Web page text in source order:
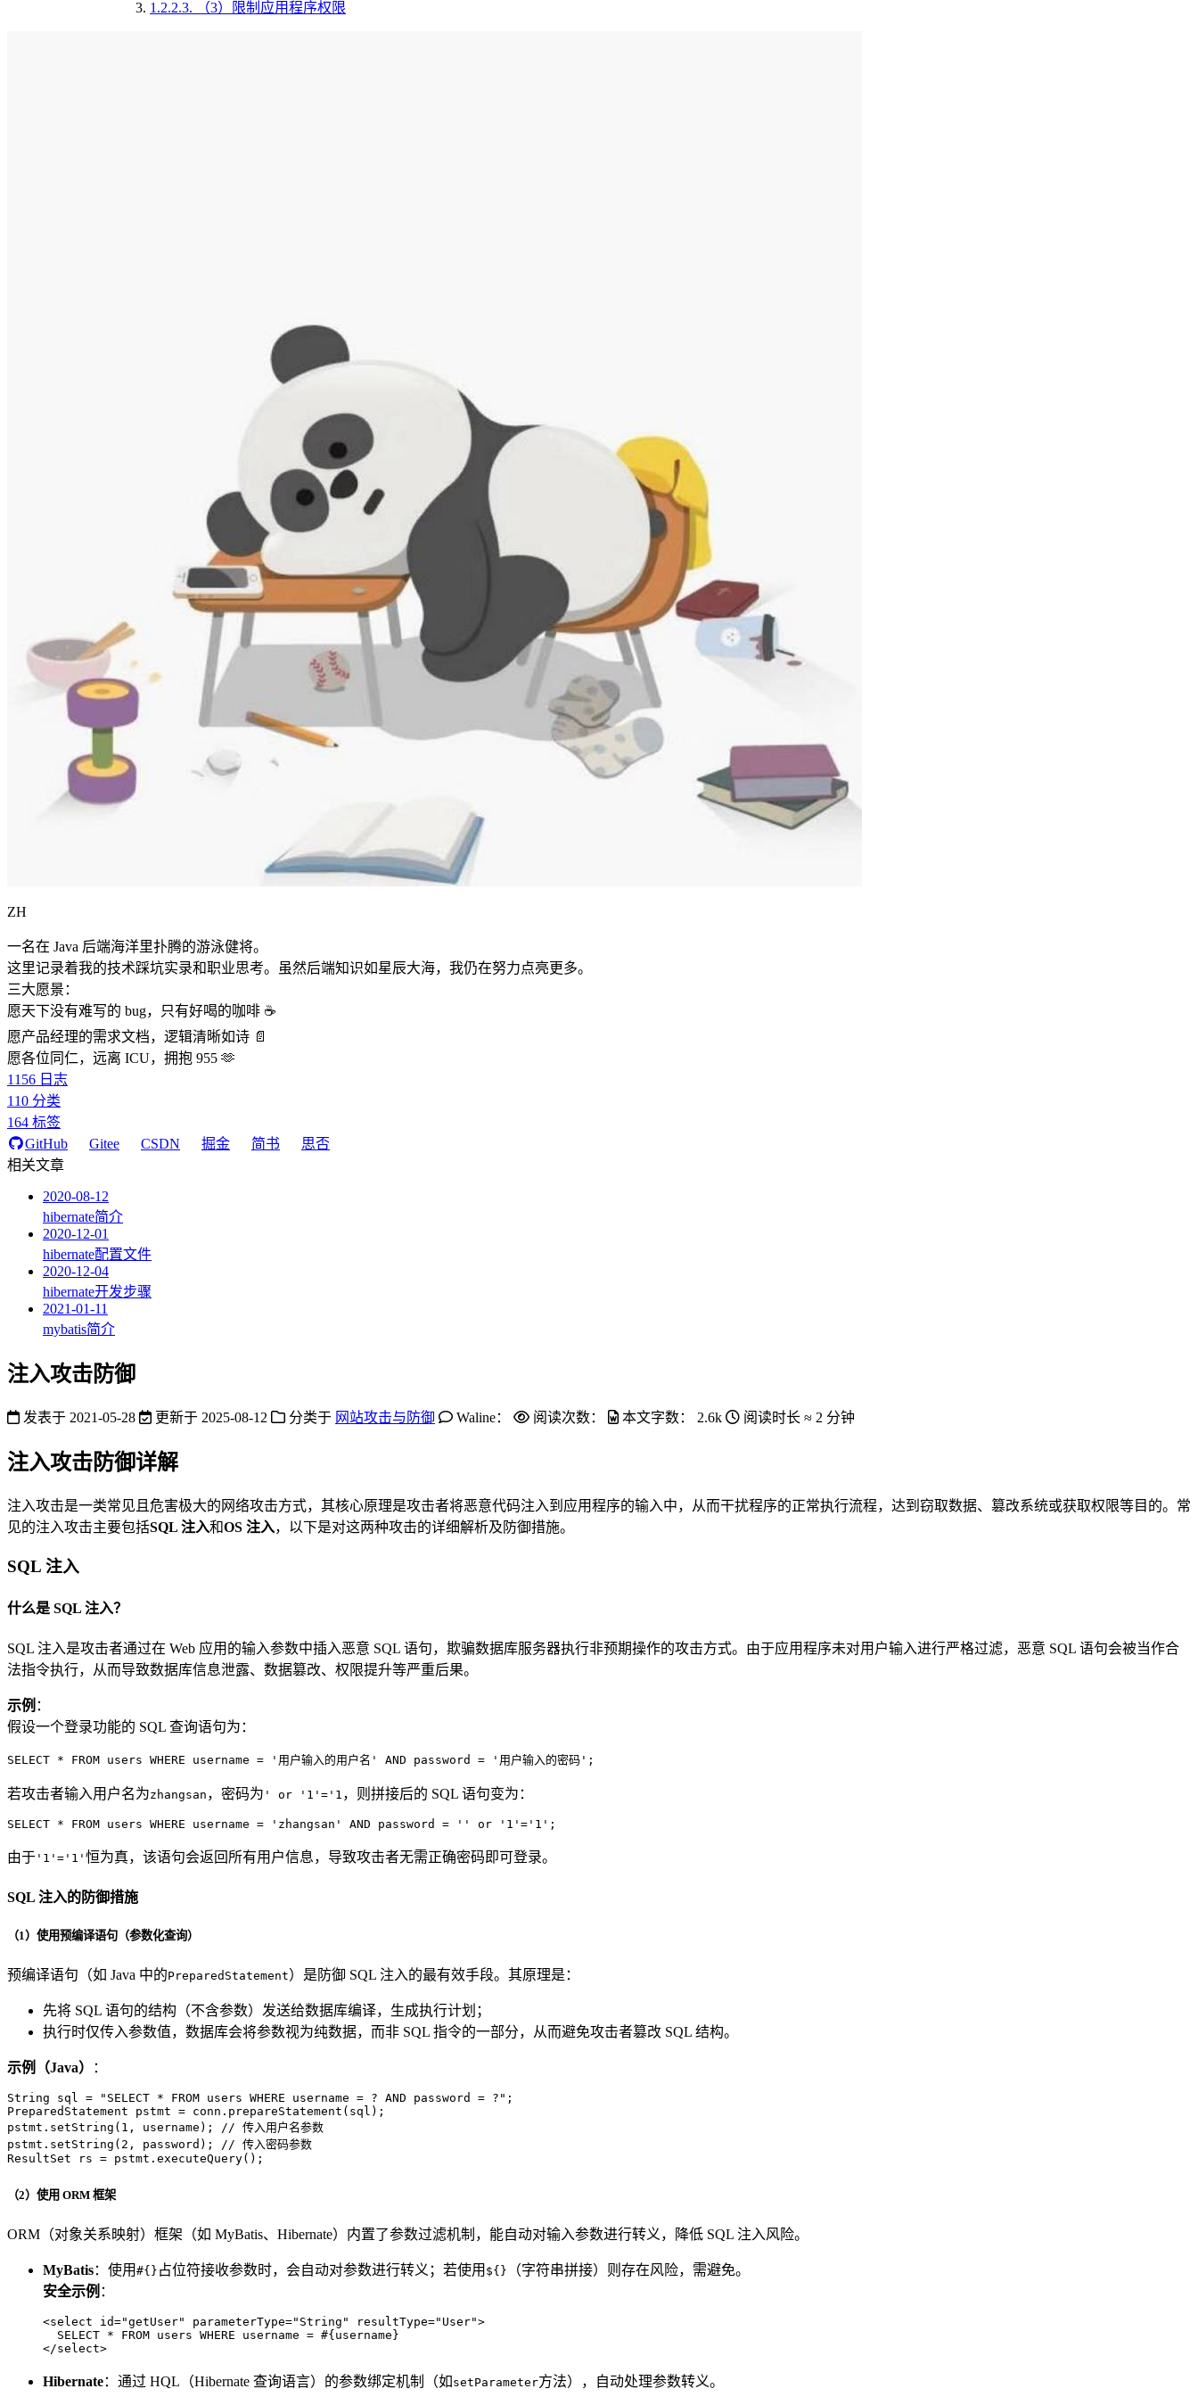
1.2.2.3.
（3）限制应用程序权限
ZH
一名在 Java 后端海洋里扑腾的游泳健将。
这里记录着我的技术踩坑实录和职业思考。虽然后端知识如星辰大海，我仍在努力点亮更多。
三大愿景：
愿天下没有难写的 bug，只有好喝的咖啡 ☕️
愿产品经理的需求文档，逻辑清晰如诗 📄
愿各位同仁，远离 ICU，拥抱 955 🫶
1156 日志
110 分类
164 标签
GitHub
Gitee CSDN 掘金 简书
思否
相关文章
2020-08-12
hibernate简介
2020-12-01
hibernate配置文件
2020-12-04
hibernate开发步骤
2021-01-11
mybatis简介
注入攻击防御
发表于 2021-05-28 更新于 2025-08-12 分类于 网站攻击与防御 Waline： 阅读次数： 本文字数： 2.6k 阅读时长 ≈ 2 分钟
注入攻击防御详解
注入攻击是一类常见且危害极大的网络攻击方式，其核心原理是攻击者将恶意代码注入到应用程序的输入中，从而干扰程序的正常执行流程，达到窃取数据、篡改系统或获取权限等目的。常
见的注入攻击主要包括SQL 注入和OS 注入，以下是对这两种攻击的详细解析及防御措施。
SQL 注入
什么是 SQL 注入？
SQL 注入是攻击者通过在 Web 应用的输入参数中插入恶意 SQL 语句，欺骗数据库服务器执行非预期操作的攻击方式。由于应用程序未对用户输入进行严格过滤，恶意 SQL 语句会被当作合
法指令执行，从而导致数据库信息泄露、数据篡改、权限提升等严重后果。
示例 ：
假设一个登录功能的 SQL 查询语句为：
SELECT * FROM users WHERE username = '用户输入的用户名' AND password = '用户输入的密码' ;
若攻击者输入用户名为zhangsan ，密码为 ' or '1'='1 ，则拼接后的 SQL 语句变为：
SELECT * FROM users WHERE username = 'zhangsan' AND password = '' or '1' = '1' ;
由于 '1'='1' 恒为真，该语句会返回所有用户信息，导致攻击者无需正确密码即可登录。
SQL 注入的防御措施
（1）使用预编译语句（参数化查询）
预编译语句（如 Java 中的PreparedStatement ）是防御 SQL 注入的最有效手段。其原理是：
先将 SQL 语句的结构（不含参数）发送给数据库编译，生成执行计划；
执行时仅传入参数值，数据库会将参数视为纯数据，而非 SQL 指令的一部分，从而避免攻击者篡改 SQL 结构。
示例（Java） ：
String sql = "SELECT * FROM users WHERE username = ? AND password = ?"
PreparedStatement
pstmt = conn.prepareStatement(sql);
pstmt.setString( 1 , username); // 传入用户名参数
pstmt.setString( 2 , password); // 传入密码参数
ResultSet
rs = pstmt.executeQuery();
（2）使用 ORM 框架
ORM（对象关系映射）框架（如 MyBatis、Hibernate）内置了参数过滤机制，能自动对输入参数进行转义，降低 SQL 注入风险。
MyBatis：使用 #{} 占位符接收参数时，会自动对参数进行转义；若使用 ${}
（字符串拼接）则存在风险，需避免。
安全示例 ：
<select id="getUser" parameterType="String" resultType="User">
</select>
Hibernate：通过 HQL（Hibernate 查询语言）的参数绑定机制（如 setParameter方法），自动处理参数转义。